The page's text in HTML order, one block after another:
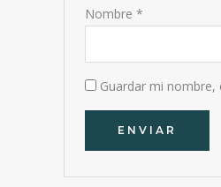
Nombre*
Guardar mi